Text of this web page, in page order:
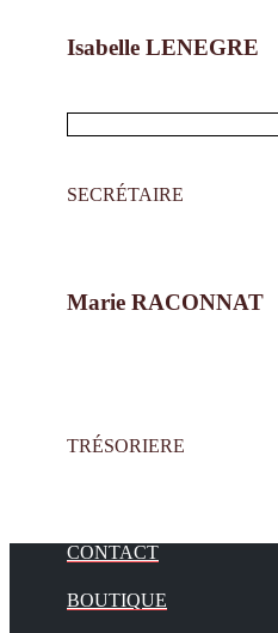
Isabelle LENEGRE
SECRÉTAIRE
Marie RACONNAT
TRÉSORIERE
CONTACT
BOUTIQUE